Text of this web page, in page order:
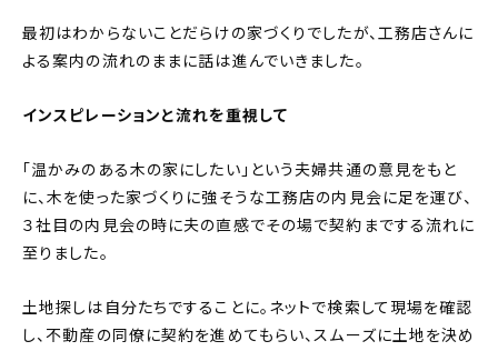
最初はわからないことだらけの家づくりでしたが、工務店さんに
よる案内の流れのままに話は進んでいきました。
インスピレーションと流れを重視して
「温かみのある木の家にしたい」という夫婦共通の意見をもと
に、木を使った家づくりに強そうな工務店の内見会に足を運び、
３社目の内見会の時に夫の直感でその場で契約までする流れに
至りました。
土地探しは自分たちですることに。ネットで検索して現場を確認
し、不動産の同僚に契約を進めてもらい、スムーズに土地を決め